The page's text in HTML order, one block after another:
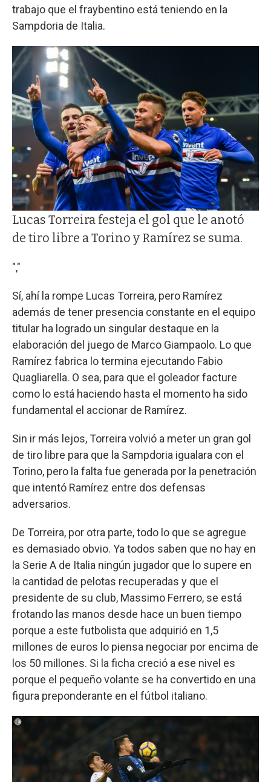
trabajo que el fraybentino está teniendo en la
Sampdoria de Italia.
Lucas Torreira festeja el gol que le anotó
de tiro libre a Torino y Ramírez se suma.
","
Sí, ahí la rompe Lucas Torreira, pero Ramírez
además de tener presencia constante en el equipo
titular ha logrado un singular destaque en la
elaboración del juego de Marco Giampaolo. Lo que
Ramírez fabrica lo termina ejecutando Fabio
Quagliarella. O sea, para que el goleador facture
como lo está haciendo hasta el momento ha sido
fundamental el accionar de Ramírez.
Sin ir más lejos, Torreira volvió a meter un gran gol
de tiro libre para que la Sampdoria igualara con el
Torino, pero la falta fue generada por la penetración
que intentó Ramírez entre dos defensas
adversarios.
De Torreira, por otra parte, todo lo que se agregue
es demasiado obvio. Ya todos saben que no hay en
la Serie A de Italia ningún jugador que lo supere en
la cantidad de pelotas recuperadas y que el
presidente de su club, Massimo Ferrero, se está
frotando las manos desde hace un buen tiempo
porque a este futbolista que adquirió en 1,5
millones de euros lo piensa negociar por encima de
los 50 millones. Si la ficha creció a ese nivel es
porque el pequeño volante se ha convertido en una
figura preponderante en el fútbol italiano.